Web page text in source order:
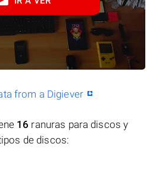
from a Digiever
16 ranuras para discos y
de discos: